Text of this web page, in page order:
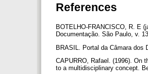
References
BOTELHO-FRANCISCO, R. E
Documentação. São Paulo, v.
BRASIL. Portal da Câmara dos
CAPURRO, Rafael. (1996). On
to a multidisciplinary concept.